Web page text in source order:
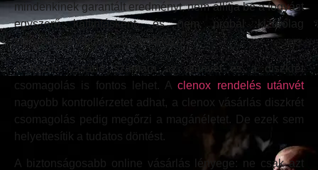
mindenkinek garantált eredményt, nem állítja be a fogyást
egyszerű kattintásként, és nem próbál kizárólag
sürgetéssel vásárlásra ösztönözni.
A kezdő vásárló számára az utánvét és a diszkrét
csomagolás is fontos lehet. Aclenox rendelés utánvét
nagyobb kontrollérzetet adhat, a clenox vásárlás diszkrét
csomagolás pedig megőrzi a magánéletet. De ezek sem
helyettesítik a tudatos döntést.
A biztonságosabb online vásárlás lényege: ne csak azt